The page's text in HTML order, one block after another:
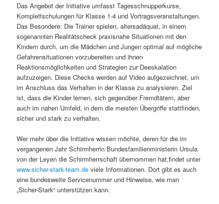
Das Angebot der Initiative umfasst Tagesschnupperkurse,
Komplettschulungen für Klasse 1-4 und Vortragsveranstaltungen.
Das Besondere: Die Trainer spielen, altersadäquat, in einem
sogenannten Realitätscheck praxisnahe Situationen mit den
Kindern durch, um die Mädchen und Jungen optimal auf mögliche
Gefahrensituationen vorzubereiten und ihnen
Reaktionsmöglichkeiten und Strategien zur Deeskalation
aufzuzeigen. Diese Checks werden auf Video aufgezeichnet, um
im Anschluss das Verhalten in der Klasse zu analysieren. Ziel
ist, dass die Kinder lernen, sich gegenüber Fremdtätern, aber
auch im nahen Umfeld, in dem die meisten Übergriffe stattfinden,
sicher und stark zu verhalten.
Wer mehr über die Initiative wissen möchte, deren für die im
vergangenen Jahr Schirmherrin Bundesfamilienministerin Ursula
von der Leyen die Schirmherrschaft übernommen hat,findet unter
www.sicher-stark-team.de viele Informationen. Dort gibt es auch
eine bundesweite Servicenummer und Hinweise, wie man
„Sicher-Stark“ unterstützen kann.